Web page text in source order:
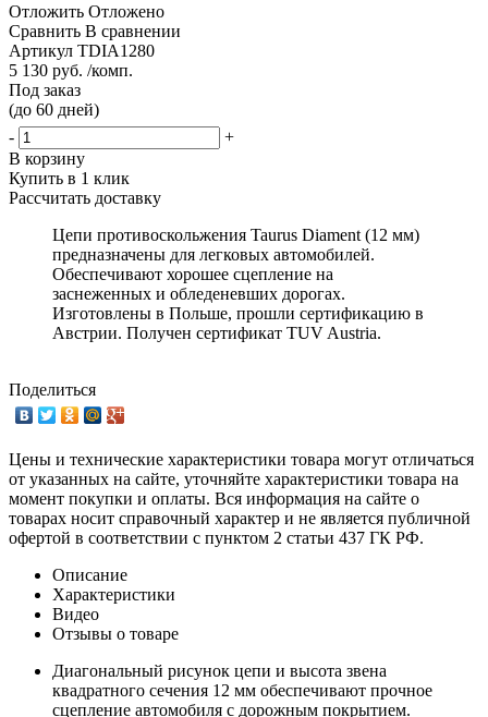
Отложить Отложено
Сравнить В сравнении
Артикул TDIA1280
5 130 руб. /комп.
Под заказ
(до 60 дней)
-
+
В корзину
Купить в 1 клик
Рассчитать доставку
Цепи противоскольжения Taurus Diament (12 мм)
предназначены для легковых автомобилей.
Обеспечивают хорошее сцепление на
заснеженных и обледеневших дорогах.
Изготовлены в Польше, прошли сертификацию в
Австрии. Получен сертификат TUV Austria.
Поделиться
Цены и технические характеристики товара могут отличаться
от указанных на сайте, уточняйте характеристики товара на
момент покупки и оплаты. Вся информация на сайте о
товарах носит справочный характер и не является публичной
офертой в соответствии с пунктом 2 статьи 437 ГК РФ.
Описание
Характеристики
Видео
Отзывы о товаре
Диагональный рисунок цепи и высота звена
квадратного сечения 12 мм обеспечивают прочное
сцепление автомобиля с дорожным покрытием.